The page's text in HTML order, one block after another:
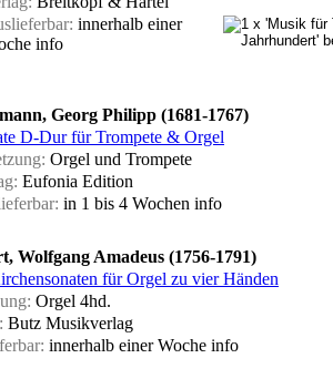
innerhalb einer
info
Georg Philipp (1681-1767)
D-Dur für Trompete & Orgel
Orgel und Trompete
Eufonia Edition
in 1 bis 4 Wochen info
Wolfgang Amadeus (1756-1791)
für Orgel zu vier Händen
Orgel 4hd.
Butz Musikverlag
innerhalb einer Woche info